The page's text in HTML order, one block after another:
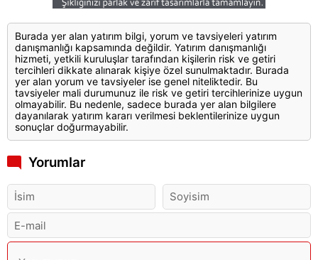
Burada yer alan yatırım bilgi, yorum ve tavsiyeleri yatırım
danışmanlığı kapsamında değildir. Yatırım danışmanlığı
hizmeti, yetkili kuruluşlar tarafından kişilerin risk ve getiri
tercihleri dikkate alınarak kişiye özel sunulmaktadır. Burada
yer alan yorum ve tavsiyeler ise genel niteliktedir. Bu
tavsiyeler mali durumunuz ile risk ve getiri tercihlerinize uygun
olmayabilir. Bu nedenle, sadece burada yer alan bilgilere
dayanılarak yatırım kararı verilmesi beklentilerinize uygun
sonuçlar doğurmayabilir.
Yorumlar